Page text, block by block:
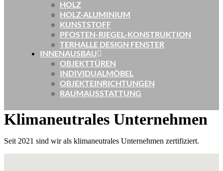
HOLZ
HOLZ-ALUMINIUM
KUNSTSTOFF
PFOSTEN-RIEGEL-KONSTRUKTION
TERHALLE DESIGN FENSTER
INNENAUSBAU
OBJEKTTÜREN
INDIVIDUALMÖBEL
OBJEKTEINRICHTUNGEN
RAUMAUSSTATTUNG
Klimaneutrales Unternehmen
Seit 2021 sind wir als klimaneutrales Unternehmen zertifiziert.